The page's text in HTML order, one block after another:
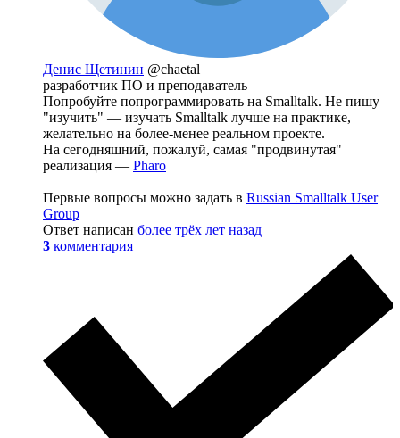
Денис Щетинин @chaetal
разработчик ПО и преподаватель
Попробуйте попрограммировать на Smalltalk. Не пишу
"изучить" — изучать Smalltalk лучше на практике,
желательно на более-менее реальном проекте.
На сегодняшний, пожалуй, самая "продвинутая"
реализация — Pharo
Первые вопросы можно задать в Russian Smalltalk User
Group
Ответ написан более трёх лет назад
3 комментария